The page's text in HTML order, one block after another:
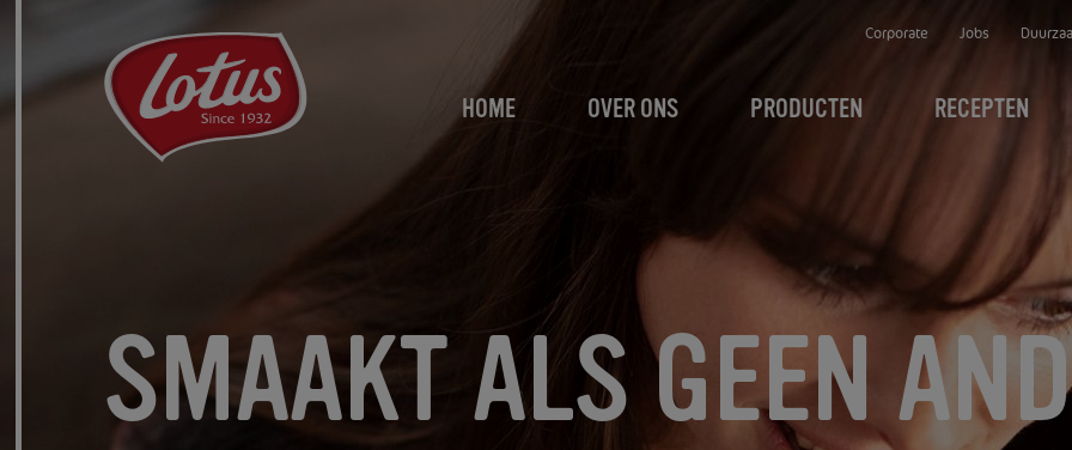
naar
Corporate Jobs
HOME OVER ONS PRODUCTEN RECEPTEN
SMAAKT ALS GEEN